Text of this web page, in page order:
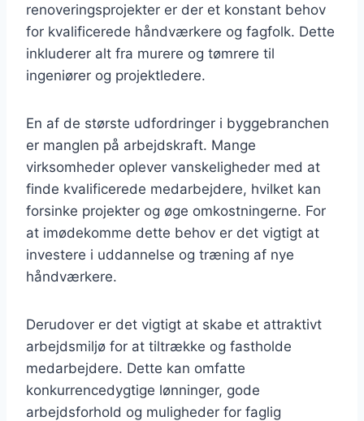
renoveringsprojekter er der et konstant behov
for kvalificerede håndværkere og fagfolk. Dette
inkluderer alt fra murere og tømrere til
ingeniører og projektledere.
En af de største udfordringer i byggebranchen
er manglen på arbejdskraft. Mange
virksomheder oplever vanskeligheder med at
finde kvalificerede medarbejdere, hvilket kan
forsinke projekter og øge omkostningerne. For
at imødekomme dette behov er det vigtigt at
investere i uddannelse og træning af nye
håndværkere.
Derudover er det vigtigt at skabe et attraktivt
arbejdsmiljø for at tiltrække og fastholde
medarbejdere. Dette kan omfatte
konkurrencedygtige lønninger, gode
arbejdsforhold og muligheder for faglig